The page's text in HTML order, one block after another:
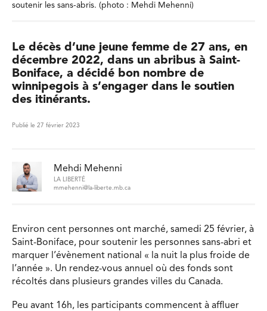
soutenir les sans-abris. (photo : Mehdi Mehenni)
Le décès d’une jeune femme de 27 ans, en
décembre 2022, dans un abribus à Saint-
Boniface, a décidé bon nombre de
winnipegois à s’engager dans le soutien
des itinérants.
Publié le 27 février 2023
Mehdi Mehenni
LA LIBERTÉ
mmehenni@la-liberte.mb.ca
Environ cent personnes ont marché, samedi 25 février, à
Saint-Boniface, pour soutenir les personnes sans-abri et
marquer l’évènement national « la nuit la plus froide de
l’année ». Un rendez-vous annuel où des fonds sont
récoltés dans plusieurs grandes villes du Canada.
Peu avant 16h, les participants commencent à affluer